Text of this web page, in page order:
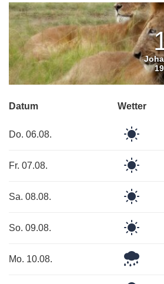
Datum Wetter
Do. 06.08.
Fr. 07.08.
Sa. 08.08.
So. 09.08.
Mo. 10.08.